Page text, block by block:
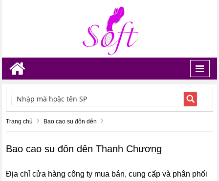
TÌM KIẾM
Trang chủ Bao cao su đôn dên
Bao cao su đôn dên Thanh Chương
Địa chỉ cửa hàng công ty mua bán, cung cấp và phân phối